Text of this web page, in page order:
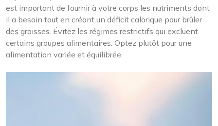
est important de fournir à votre corps les nutriments dont
il a besoin tout en créant un déficit calorique pour brûler
des graisses. Évitez les régimes restrictifs qui excluent
certains groupes alimentaires. Optez plutôt pour une
alimentation variée et équilibrée.